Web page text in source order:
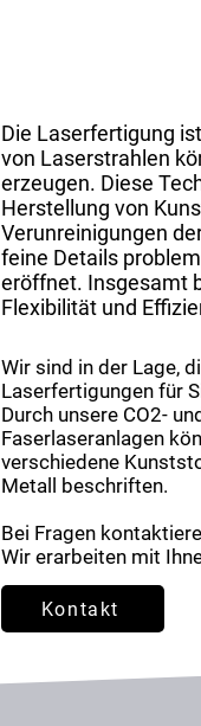
Die Laserfertigung
von Laserstrahlen
erzeugen. Diese
Herstellung von
Verunreinigungen
feine Details
eröffnet. Insgesamt
Flexibilität und
Wir sind in der Lage,
Laserfertigungen für
Durch unsere CO2- und
Faserlaseranlagen
verschiedene
Metall beschriften.
Bei Fragen
Wir erarbeiten mit
Kontakt